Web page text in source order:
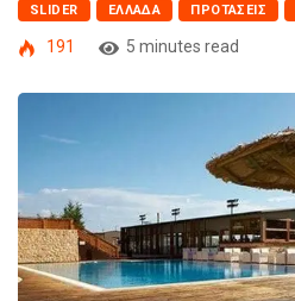
SLIDER ΕΛΛΆΔΑ ΠΡΟΤΆΣΕΙΣ
191 5 minutes read